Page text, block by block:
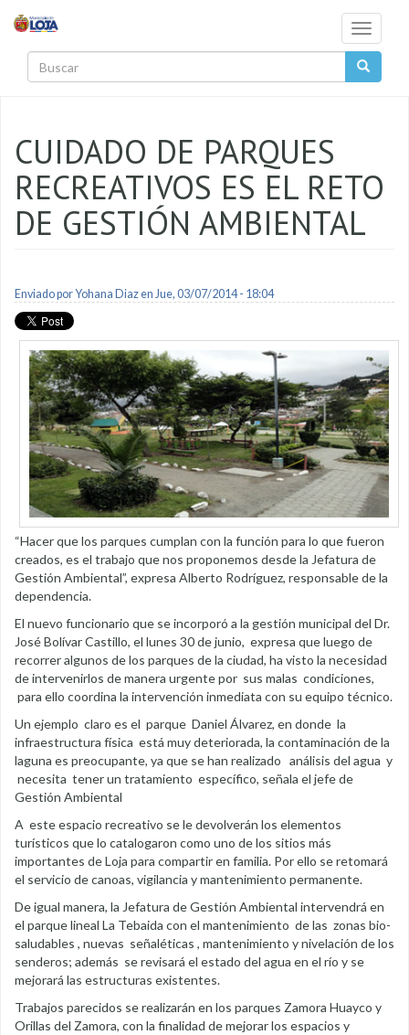
Toggle
CUIDADO DE PARQUES
RECREATIVOS ES EL RETO
DE GESTIÓN AMBIENTAL
Enviado porYohana Diazen Jue, 03/07/2014 - 18:04
“Hacer que los parques cumplan con la función para lo que fueron
creados, es el trabajo que nos proponemos desde la Jefatura de
Gestión Ambiental”, expresa Alberto Rodríguez, responsable de la
dependencia.
El nuevo funcionario que se incorporó a la gestión municipal del Dr.
José Bolívar Castillo, el lunes 30 de junio, expresa que luego de
recorrer algunos de los parques de la ciudad, ha visto la necesidad
de intervenirlos de manera urgente por sus malas condiciones,
para ello coordina la intervención inmediata con su equipo técnico.
Un ejemplo claro es el parque Daniel Álvarez, en donde la
infraestructura física está muy deteriorada, la contaminación de la
laguna es preocupante, ya que se han realizado análisis del agua y
necesita tener un tratamiento específico, señala el jefe de
Gestión Ambiental
A este espacio recreativo se le devolverán los elementos
turísticos que lo catalogaron como uno de los sitios más
importantes de Loja para compartir en familia. Por ello se retomará
el servicio de canoas, vigilancia y mantenimiento permanente.
De igual manera, la Jefatura de Gestión Ambiental intervendrá en
el parque lineal La Tebaida con el mantenimiento de las zonas bio-
saludables , nuevas señaléticas , mantenimiento y nivelación de los
senderos; además se revisará el estado del agua en el río y se
mejorará las estructuras existentes.
Trabajos parecidos se realizarán en los parques Zamora Huayco y
Orillas del Zamora, con la finalidad de mejorar los espacios y